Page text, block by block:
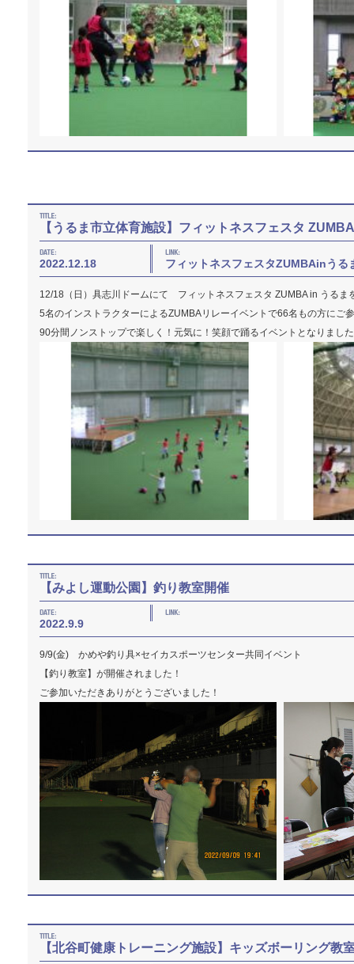
【うるま市立体育施設】フィットネスフェスタ
2022.12.18 フィットネスフェスタZUMBAinうる
12/18（日）具志川ドームにて フィットネスフェスタ ZUMBA in うるま
5名のインストラクターによるZUMBAリレーイベントで66名もの方にご
90分間ノンストップで楽しく！元気に！笑顔で踊るイベントとなりまし
【みよし運動公園】釣り教室開催
2022.9.9
9/9(金) かめや釣り具×セイカスポーツセンター共同イベント
【釣り教室】が開催されました！
ご参加いただきありがとうございました！
【北谷町健康トレーニング施設】キッズボーリング教